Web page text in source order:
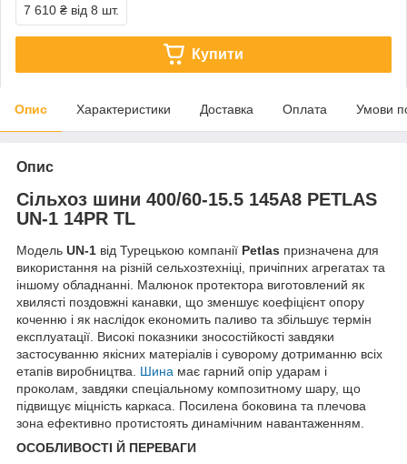
7 610 ₴ від 8 шт.
Купити
Опис Характеристики Доставка Оплата Умови
Опис
Сільхоз шини 400/60-15.5 145A8 PETLAS
UN-1 14PR TL
Модель UN-1 від Турецькою компанії Petlas призначена для
використання на різній сельхозтехніці, причіпних агрегатах та
іншому обладнанні. Малюнок протектора виготовлений як
хвилясті поздовжні канавки, що зменшує коефіцієнт опору
коченню і як наслідок економить паливо та збільшує термін
експлуатації. Високі показники зносостійкості завдяки
застосуванню якісних матеріалів і суворому дотриманню всіх
етапів виробництва. Шина має гарний опір ударам і
проколам, завдяки спеціальному композитному шару, що
підвищує міцність каркаса. Посилена боковина та плечова
зона ефективно протистоять динамічним навантаженням.
ОСОБЛИВОСТІ Й ПЕРЕВАГИ